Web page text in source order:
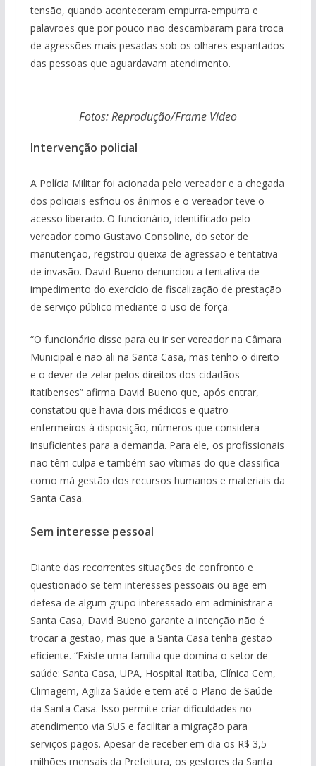
tensão, quando aconteceram empurra-empurra e
palavrões que por pouco não descambaram para troca
de agressões mais pesadas sob os olhares espantados
das pessoas que aguardavam atendimento.
Fotos: Reprodução/Frame Vídeo
Intervenção policial
A Polícia Militar foi acionada pelo vereador e a chegada
dos policiais esfriou os ânimos e o vereador teve o
acesso liberado. O funcionário, identificado pelo
vereador como Gustavo Consoline, do setor de
manutenção, registrou queixa de agressão e tentativa
de invasão. David Bueno denunciou a tentativa de
impedimento do exercício de fiscalização de prestação
de serviço público mediante o uso de força.
“O funcionário disse para eu ir ser vereador na Câmara
Municipal e não ali na Santa Casa, mas tenho o direito
e o dever de zelar pelos direitos dos cidadãos
itatibenses” afirma David Bueno que, após entrar,
constatou que havia dois médicos e quatro
enfermeiros à disposição, números que considera
insuficientes para a demanda. Para ele, os profissionais
não têm culpa e também são vítimas do que classifica
como má gestão dos recursos humanos e materiais da
Santa Casa.
Sem interesse pessoal
Diante das recorrentes situações de confronto e
questionado se tem interesses pessoais ou age em
defesa de algum grupo interessado em administrar a
Santa Casa, David Bueno garante a intenção não é
trocar a gestão, mas que a Santa Casa tenha gestão
eficiente. “Existe uma família que domina o setor de
saúde: Santa Casa, UPA, Hospital Itatiba, Clínica Cem,
Climagem, Agiliza Saúde e tem até o Plano de Saúde
da Santa Casa. Isso permite criar dificuldades no
atendimento via SUS e facilitar a migração para
serviços pagos. Apesar de receber em dia os R$ 3,5
milhões mensais da Prefeitura, os gestores da Santa